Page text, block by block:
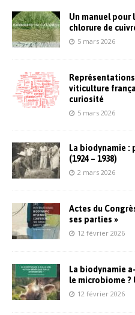
Un manuel
chlorure de
5 mars 2026
viticulture
curiosité
5 mars 2026
La biodynamie :
(1924 – 1938)
2 mars 2026
Actes du
ses parties »
12 février 2026
La biodynamie
le microbiome ?
12 février 2026